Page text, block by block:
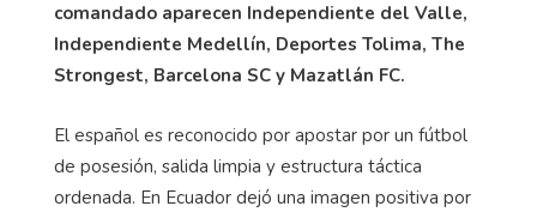
comandado aparecen Independiente del Valle,
Independiente Medellín, Deportes Tolima, The
Strongest, Barcelona SC y Mazatlán FC.
El español es reconocido por apostar por un fútbol
de posesión, salida limpia y estructura táctica
ordenada. En Ecuador dejó una imagen positiva por